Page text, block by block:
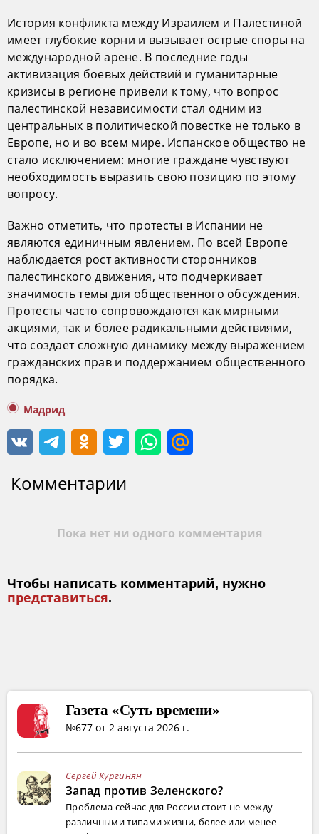
История конфликта между Израилем и Палестиной
имеет глубокие корни и вызывает острые споры на
международной арене. В последние годы
активизация боевых действий и гуманитарные
кризисы в регионе привели к тому, что вопрос
палестинской независимости стал одним из
центральных в политической повестке не только в
Европе, но и во всем мире. Испанское общество не
стало исключением: многие граждане чувствуют
необходимость выразить свою позицию по этому
вопросу.
Важно отметить, что протесты в Испании не
являются единичным явлением. По всей Европе
наблюдается рост активности сторонников
палестинского движения, что подчеркивает
значимость темы для общественного обсуждения.
Протесты часто сопровождаются как мирными
акциями, так и более радикальными действиями,
что создает сложную динамику между выражением
гражданских прав и поддержанием общественного
порядка.
Мадрид
Комментарии
Пока нет ни одного комментария
Чтобы написать комментарий, нужно
представиться.
Газета «Суть времени»
№677 от 2 августа 2026 г.
Сергей Кургинян
Запад против Зеленского?
Проблема сейчас для России стоит не между
различными типами жизни, более или менее